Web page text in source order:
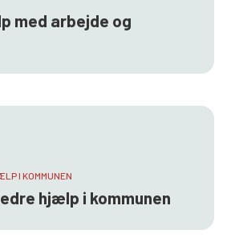
med arbejde og
I KOMMUNEN
hjælp i kommunen